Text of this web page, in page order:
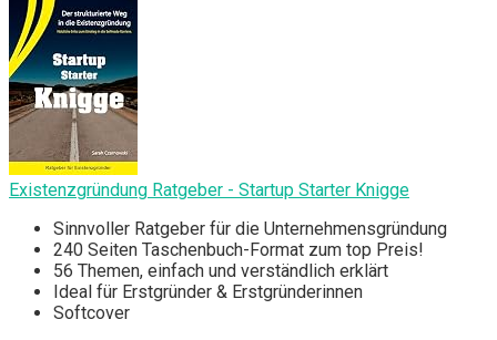
Existenzgründung Ratgeber - Startup Starter Knigge
Sinnvoller Ratgeber für die Unternehmensgründung
240 Seiten Taschenbuch-Format zum top Preis!
56 Themen, einfach und verständlich erklärt
Ideal für Erstgründer & Erstgründerinnen
Softcover